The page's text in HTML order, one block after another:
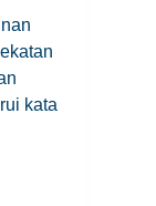
kata